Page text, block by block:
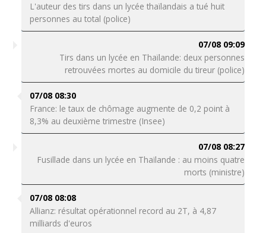
L'auteur des tirs dans un lycée thaïlandais a tué huit
personnes au total (police)
07/08 09:09
Tirs dans un lycée en Thaïlande: deux personnes
retrouvées mortes au domicile du tireur (police)
07/08 08:30
France: le taux de chômage augmente de 0,2 point à
8,3% au deuxième trimestre (Insee)
07/08 08:27
Fusillade dans un lycée en Thaïlande : au moins quatre
morts (ministre)
07/08 08:08
Allianz: résultat opérationnel record au 2T, à 4,87
milliards d'euros